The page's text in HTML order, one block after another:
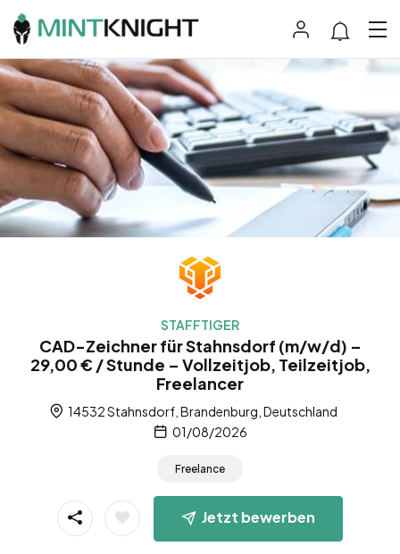
STAFFTIGER
CAD-Zeichner für Stahnsdorf (m/w/d) –
29,00 € / Stunde – Vollzeitjob, Teilzeitjob,
Freelancer
14532 Stahnsdorf, Brandenburg, Deutschland
01/08/2026
Freelance
Jetzt bewerben